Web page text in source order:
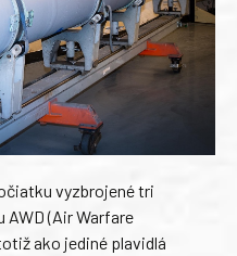
vyzbrojené tri
(Air Warfare
ako jediné plavidlá